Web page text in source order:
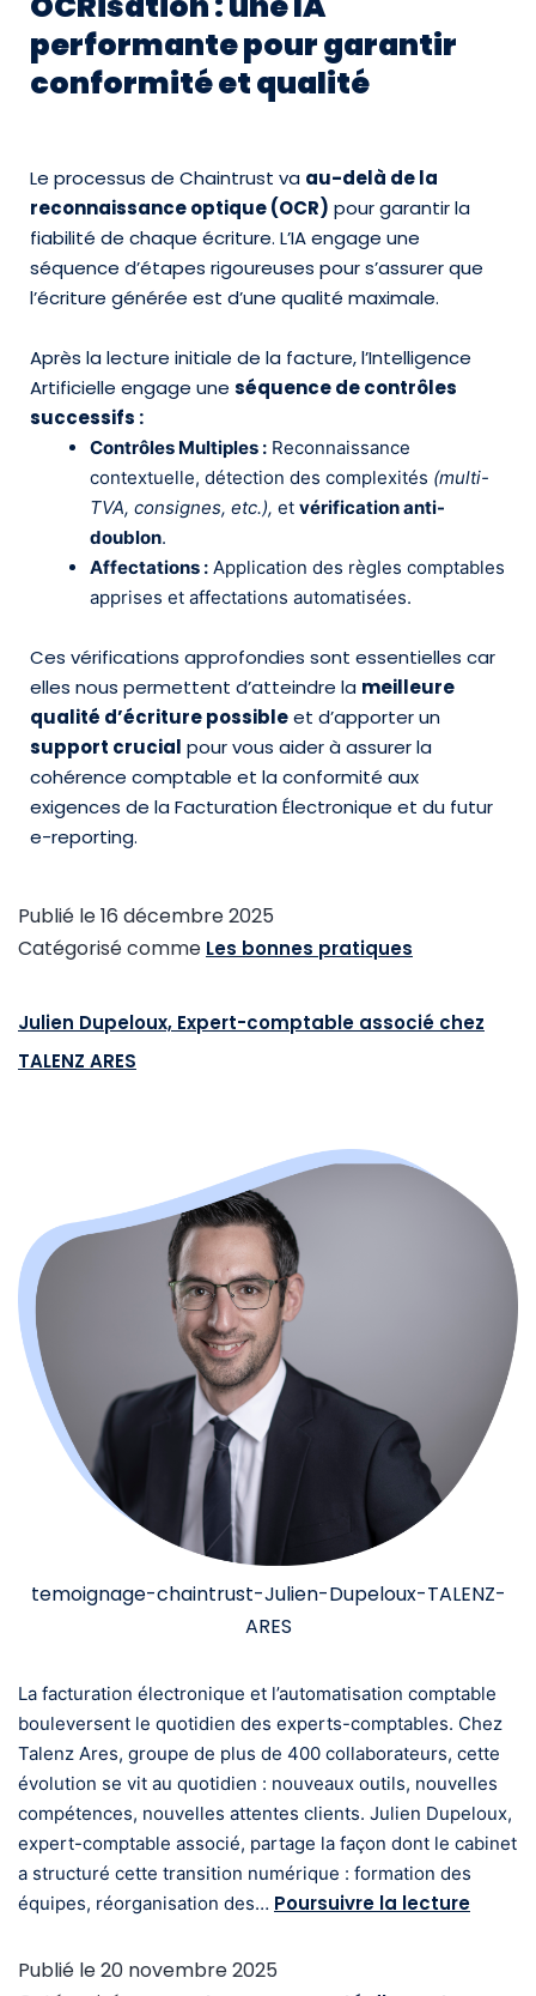
performante pour garantir
conformité et qualité
Le processus de Chaintrust va au-delà de la
reconnaissance optique (OCR) pour garantir la
fiabilité de chaque écriture. L’IA engage une
séquence d’étapes rigoureuses pour s’assurer que
l’écriture générée est d’une qualité maximale.
Après la lecture initiale de la facture, l’Intelligence
Artificielle engage une séquence de contrôles
successifs :
Contrôles Multiples : Reconnaissance
contextuelle, détection des complexités (multi-
TVA, consignes, etc.), et vérification anti-
doublon.
Affectations : Application des règles comptables
apprises et affectations automatisées.
Ces vérifications approfondies sont essentielles car
elles nous permettent d’atteindre la meilleure
qualité d’écriture possibleet d’apporter un
support crucial pour vous aider à assurer la
cohérence comptable et la conformité aux
exigences de la Facturation Électronique et du futur
e-reporting.
Publié le16 décembre 2025
Catégorisé comme Les bonnes pratiques
Julien Dupeloux, Expert-comptable associé chez
TALENZ ARES
temoignage-chaintrust-Julien-Dupeloux-TALENZ-
ARES
La facturation électronique et l’automatisation comptable
bouleversent le quotidien des experts-comptables. Chez
Talenz Ares, groupe de plus de 400 collaborateurs, cette
évolution se vit au quotidien : nouveaux outils, nouvelles
compétences, nouvelles attentes clients. Julien Dupeloux,
expert-comptable associé, partage la façon dont le cabinet
a structuré cette transition numérique : formation des
équipes, réorganisation des… Poursuivre la lecture
Publié le20 novembre 2025